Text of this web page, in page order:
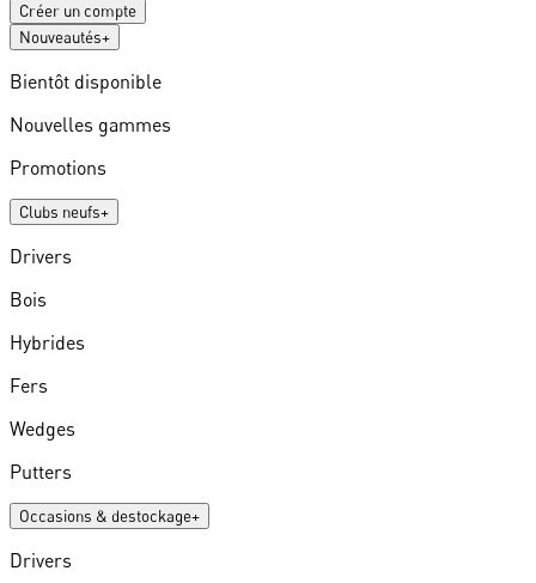
Créer un compte
Nouveautés+
Bientôt disponible
Nouvelles gammes
Promotions
Clubs neufs+
Drivers
Bois
Hybrides
Fers
Wedges
Putters
Occasions & destockage+
Drivers